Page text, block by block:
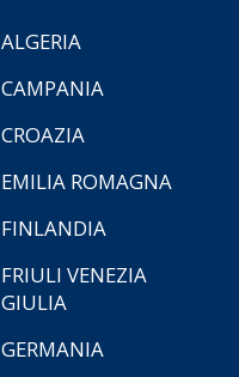
ALGERIA
CAMPANIA
CROAZIA
EMILIA ROMAGNA
FINLANDIA
FRIULI VENEZIA
GIULIA
GERMANIA